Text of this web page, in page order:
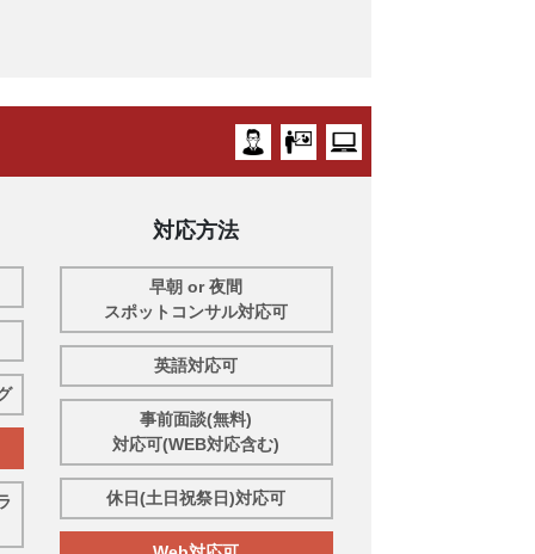
対応方法
早朝 or 夜間
スポットコンサル対応可
英語対応可
事前面談(無料)
対応可(WEB対応含む)
休日(土日祝祭日)対応可